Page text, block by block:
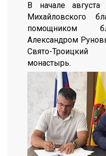
В начале
Михайловского
помощником
Александром
Свято-Троицкий
монастырь.